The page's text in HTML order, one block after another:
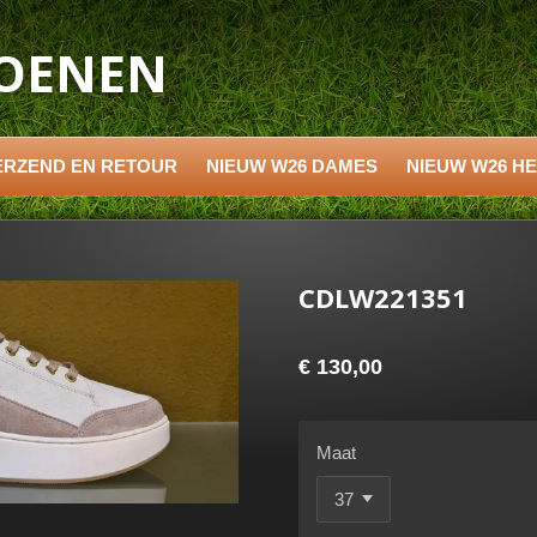
EN RETOUR NIEUW W26 DAMES NIEUW W26
CDLW221351
€ 130,00
Maat